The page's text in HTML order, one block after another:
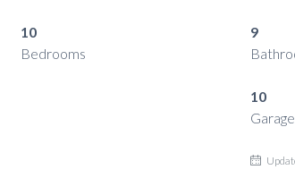
10
Bedrooms
9
10